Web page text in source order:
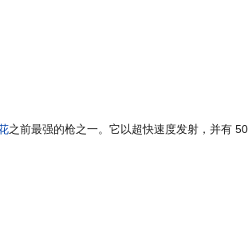
之前最强的枪之一。它以超快速度发射，并有